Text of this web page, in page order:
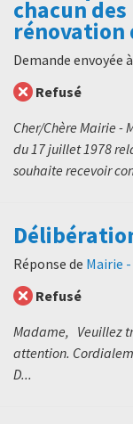
chacun
rénovation
Demande envoyée à
Refusé
Cher/Chère Mairie -
du 17 juillet 1978
souhaite recevoir
Réponse de Mairie
Refusé
Madame, Veuillez
attention.
D...